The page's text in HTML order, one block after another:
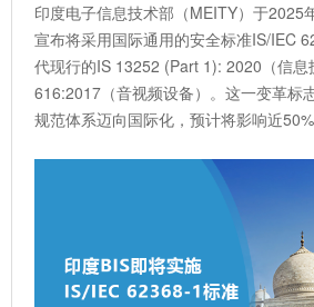
印度电子信息技术部（MEITY）于2025
宣布将采用国际通用的安全标准IS/IEC
代现行的IS 13252 (Part 1): 2020（信息
616:2017（音视频设备）。这一变革标
规范体系迈向国际化，预计将影响近